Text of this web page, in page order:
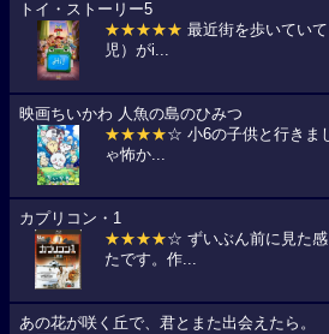
トイ・ストーリー5
★★★★★ 最近街を歩いてい
児）がi...
映画ちいかわ 人魚の島のひみつ
★★★★☆ 小6の子供と行きま
ゃ怖か...
カプリコン・1
★★★★☆ ずいぶん前に見た
たです。作...
あの花が咲く丘で、君とまた出会えたら。